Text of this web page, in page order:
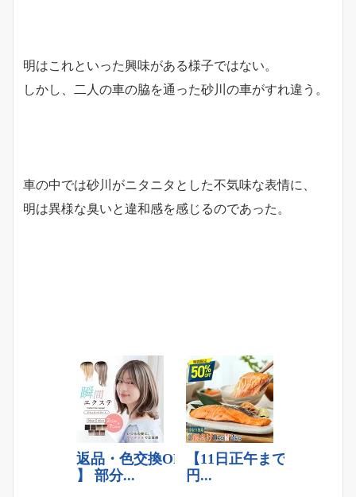
明はこれといった興味がある様子ではない。
しかし、二人の車の脇を通った砂川の車がすれ違う。
車の中では砂川がニタニタとした不気味な表情に、
明は異様な臭いと違和感を感じるのであった。